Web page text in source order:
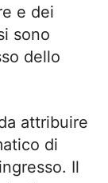
e dei
sono
dello
attribuire
di
Il